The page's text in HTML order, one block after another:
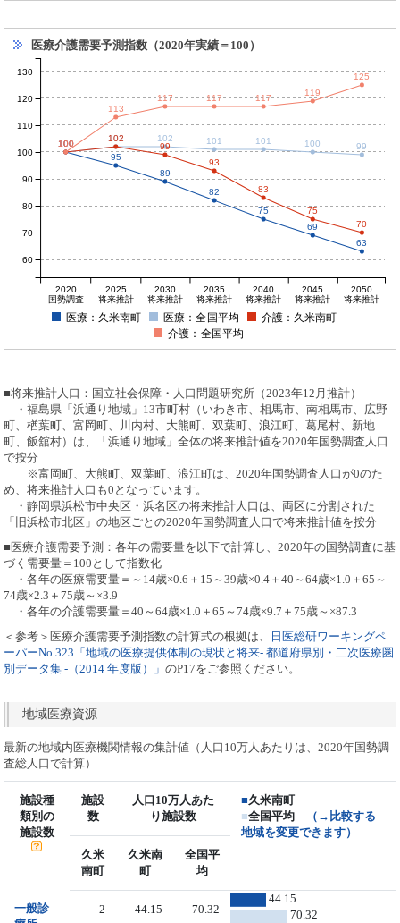
医療介護需要予測指数（2020年実績＝100）
100
95
89
82
75
69
63
100
102 102 101 101 100 99
100
102
99
93
83
75
70
100
113
117 117 117
119
125
2020
国勢調査
2025
将来推計
2030
将来推計
2035
将来推計
2040
将来推計
2045
将来推計
2050
将来推計
60
70
80
90
100
110
120
130
医療：久米南町 医療：全国平均
介護：久米南町
介護：全国平均
■将来推計人口：国立社会保障・人口問題研究所（2023年12月推計）
・福島県「浜通り地域」13市町村（いわき市、相馬市、南相馬市、広野
町、楢葉町、富岡町、川内村、大熊町、双葉町、浪江町、葛尾村、新地
町、飯舘村）は、「浜通り地域」全体の将来推計値を2020年国勢調査人口
で按分
※富岡町、大熊町、双葉町、浪江町は、2020年国勢調査人口が0のた
め、将来推計人口も0となっています。
・静岡県浜松市中央区・浜名区の将来推計人口は、両区に分割された
「旧浜松市北区」の地区ごとの2020年国勢調査人口で将来推計値を按分
■医療介護需要予測：各年の需要量を以下で計算し、2020年の国勢調査に基
づく需要量＝100として指数化
・各年の医療需要量＝～14歳×0.6＋15～39歳×0.4＋40～64歳×1.0＋65～
74歳×2.3＋75歳～×3.9
・各年の介護需要量＝40～64歳×1.0＋65～74歳×9.7＋75歳～×87.3
＜参考＞医療介護需要予測指数の計算式の根拠は、
日医総研ワーキングペ
ーパーNo.323「地域の医療提供体制の現状と将来- 都道府県別・二次医療圏
別データ集 -（2014 年度版）」のP17をご参照ください。
地域医療資源
最新の地域内医療機関情報の集計値（人口10万人あたりは、2020年国勢調
査総人口で計算）
施設種
類別の
施設数
施設
数
人口10万人あた
り施設数
■久米南町
■全国平均
（→比較する
地域を変更できます）
久米
南町
久米南
町
全国平
均
一般診
2 44.15 70.32
44.15
70.32